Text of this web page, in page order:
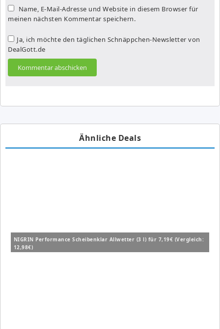
Name, E-Mail-Adresse und Website in diesem Browser für
meinen nächsten Kommentar speichern.
Ja, ich möchte den täglichen Schnäppchen-Newsletter von
DealGott.de
Ähnliche Deals
NIGRIN Performance Scheibenklar Allwetter (3 l) für 7,19€ (Vergleich:
12,98€)